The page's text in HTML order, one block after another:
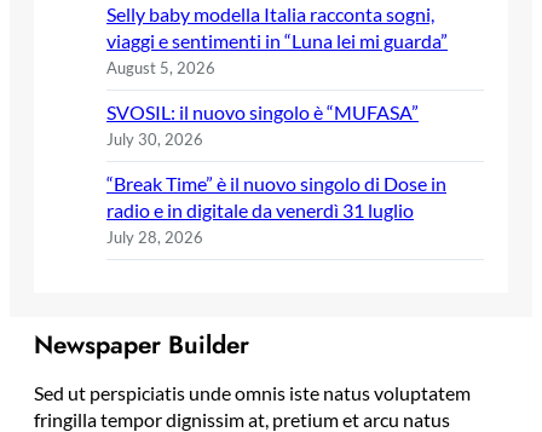
Selly baby modella Italia racconta sogni,
viaggi e sentimenti in “Luna lei mi guarda”
August 5, 2026
SVOSIL: il nuovo singolo è “MUFASA”
July 30, 2026
“Break Time” è il nuovo singolo di Dose in
radio e in digitale da venerdì 31 luglio
July 28, 2026
Newspaper Builder
Sed ut perspiciatis unde omnis iste natus voluptatem
fringilla tempor dignissim at, pretium et arcu natus